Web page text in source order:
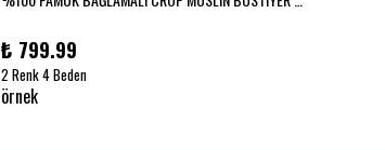
₺ 799.99
2 Renk 4 Beden
örnek